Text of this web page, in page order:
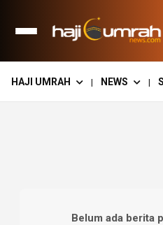
HAJI UMRAH | NEWS |
Belum ada berita